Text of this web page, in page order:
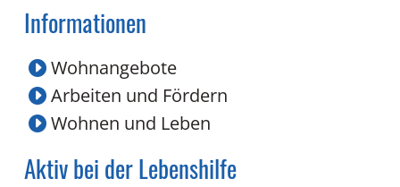
Informationen
Wohnangebote
Arbeiten und Fördern
Wohnen und Leben
Aktiv bei der Lebenshilfe